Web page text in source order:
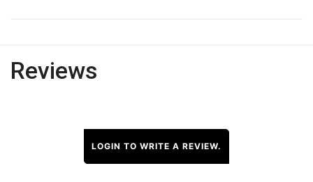
Reviews
LOGIN TO WRITE A REVIEW.